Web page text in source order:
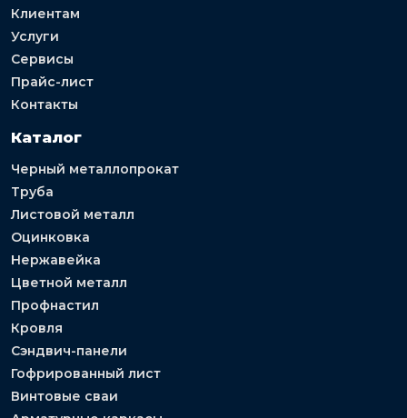
Клиентам
Услуги
Сервисы
Прайс-лист
Контакты
Каталог
Черный металлопрокат
Труба
Листовой металл
Оцинковка
Нержавейка
Цветной металл
Профнастил
Кровля
Сэндвич-панели
Гофрированный лист
Винтовые сваи